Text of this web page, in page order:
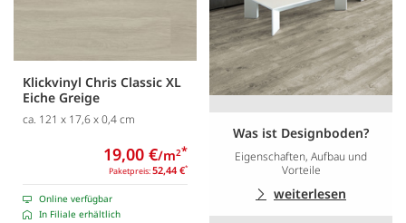
Klickvinyl Chris Classic XL
Eiche Greige
ca. 121 x 17,6 x 0,4 cm
Paketpreis:52,44 €*
19,00 €/m2*
Online verfügbar
In Filiale erhältlich
Was ist Designboden?
Eigenschaften, Aufbau und
Vorteile
weiterlesen